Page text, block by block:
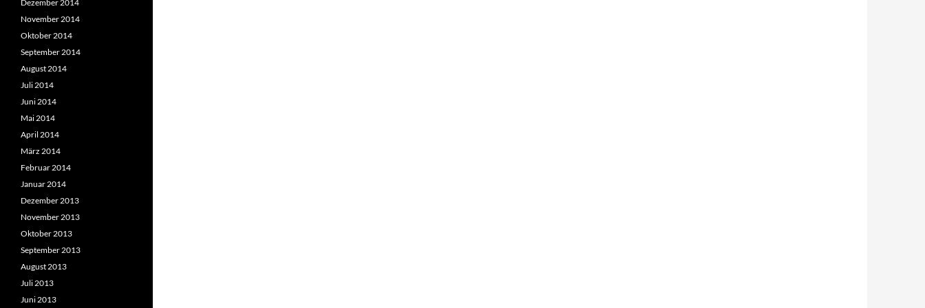
Dezember 2014
November 2014
Oktober 2014
September 2014
August 2014
Juli 2014
Juni 2014
Mai 2014
April 2014
März 2014
Februar 2014
Januar 2014
Dezember 2013
November 2013
Oktober 2013
September 2013
August 2013
Juli 2013
Juni 2013